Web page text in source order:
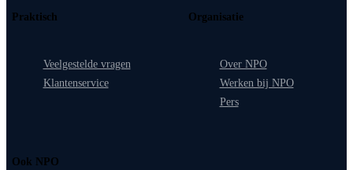
Praktisch
Veelgestelde vragen
Klantenservice
Organisatie
Over NPO
Werken bij NPO
Pers
Ook NPO